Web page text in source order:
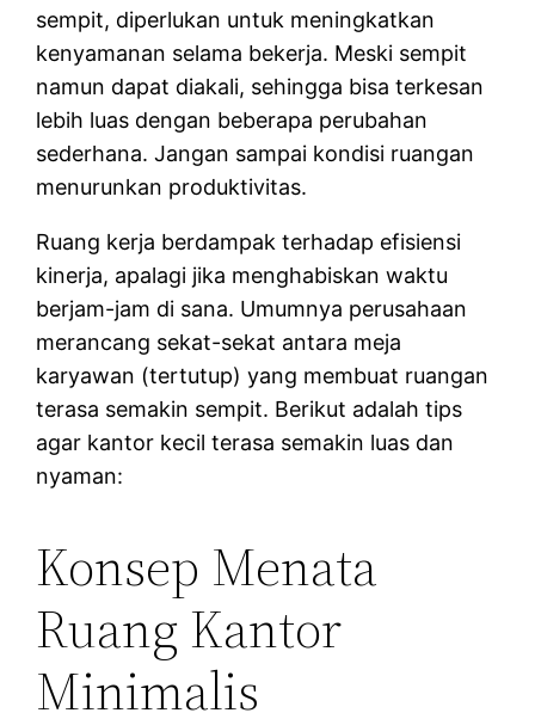
sempit, diperlukan untuk meningkatkan
kenyamanan selama bekerja. Meski sempit
namun dapat diakali, sehingga bisa terkesan
lebih luas dengan beberapa perubahan
sederhana. Jangan sampai kondisi ruangan
menurunkan produktivitas.
Ruang kerja berdampak terhadap efisiensi
kinerja, apalagi jika menghabiskan waktu
berjam-jam di sana. Umumnya perusahaan
merancang sekat-sekat antara meja
karyawan (tertutup) yang membuat ruangan
terasa semakin sempit. Berikut adalah tips
agar kantor kecil terasa semakin luas dan
nyaman:
Konsep Menata
Ruang Kantor
Minimalis